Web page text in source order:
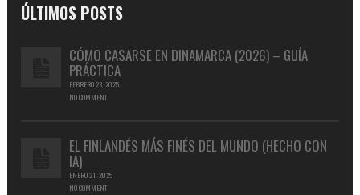
ÚLTIMOS POSTS
CÓMO CASARSE EN DINAMARCA (2026) – GUÍA
PRÁCTICA
FEBRERO 23, 2025
NO COMMENT
EL FINLANDÉS MÁS FINÉS DEL MUNDO (HECHO CON
IA)
ENERO 21, 2025
NO COMMENT